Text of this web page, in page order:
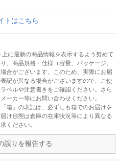
トはこちら
に最新の商品情報を表示するよう努めて
、商品規格・仕様（容量、パッケージ、
合がございます。このため、実際にお届
記が異なる場合がございますので、ご使
ベルや注意書きをご確認ください。さら
ーカー等にお問い合わせください。
箱」の表記は、必ずしも箱でのお届けを
け形態は倉庫の在庫状況等により異なる
ください。
誤りを報告する